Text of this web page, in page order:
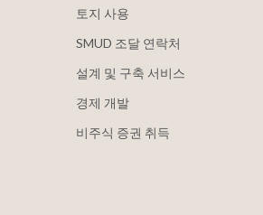
토지 사용
SMUD 조달 연락처
설계 및 구축 서비스
경제 개발
비주식 증권 취득